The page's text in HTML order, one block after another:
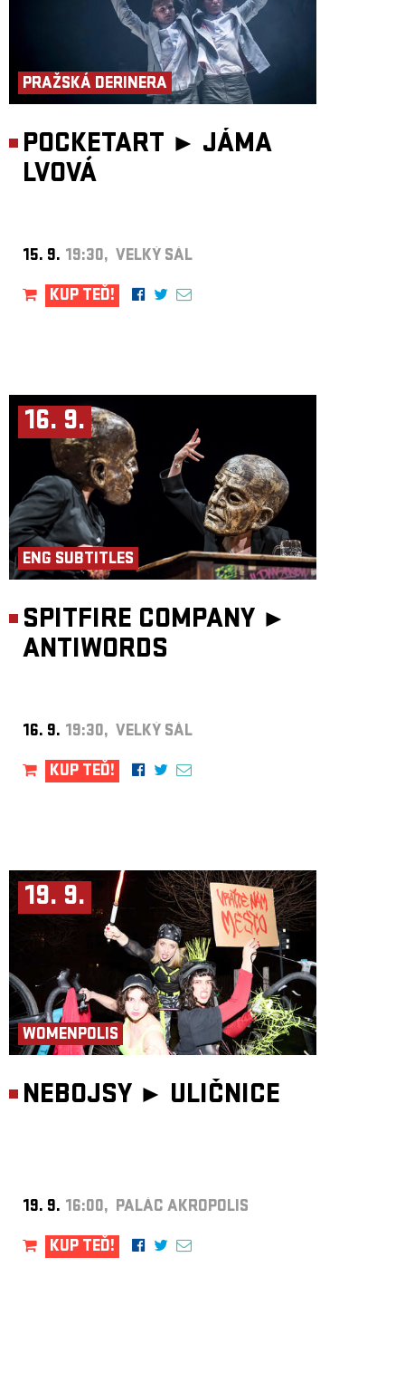
PRAŽSKÁ DERINERA
POCKETART ► JÁMA
LVOVÁ
15. 9. 19:30, VELKÝ SÁL
KUP TEĎ!
16. 9.
ENG SUBTITLES
SPITFIRE COMPANY ►
ANTIWORDS
16. 9. 19:30, VELKÝ SÁL
KUP TEĎ!
19. 9.
WOMENPOLIS
NEBOJSY ► ULIČNICE
19. 9. 16:00, PALÁC AKROPOLIS
KUP TEĎ!